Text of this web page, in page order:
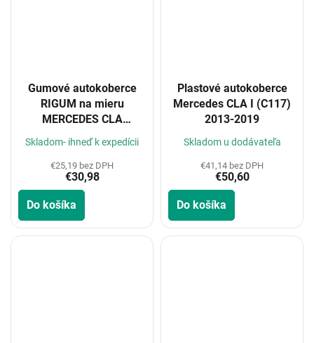
Gumové autokoberce
RIGUM na mieru
MERCEDES CLA
Shooting Break 2020-
(X118)
Skladom- ihneď k expedícii
€25,19 bez DPH
€30,98
Do košíka
Plastové autokoberce
Mercedes CLA I (C117)
2013-2019
Skladom u dodávateľa
€41,14 bez DPH
€50,60
Do košíka